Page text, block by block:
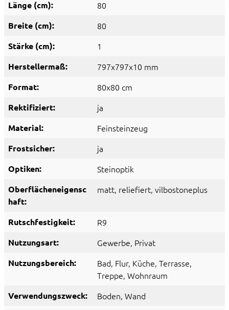
Länge (cm): 80
Breite (cm): 80
Stärke (cm): 1
Herstellermaß: 797x797x10 mm
Format: 80x80 cm
Rektifiziert: ja
Material: Feinsteinzeug
Frostsicher: ja
Optiken: Steinoptik
Oberflächeneigensc
haft:
matt, reliefiert, vilbostoneplus
Rutschfestigkeit: R9
Nutzungsart: Gewerbe, Privat
Nutzungsbereich: Bad, Flur, Küche, Terrasse,
Treppe, Wohnraum
Verwendungszweck: Boden, Wand